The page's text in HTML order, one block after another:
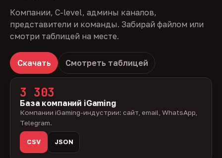
Компании, C-level, админы каналов,
представители и команды. Забирай файлом или
смотри таблицей на месте.
Скачать Смотреть таблицей
3 303
База компаний iGaming
Компании iGaming-индустрии: сайт, email, WhatsApp,
Telegram.
CSV JSON